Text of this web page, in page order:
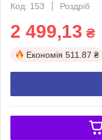
Код: 153
Роздріб
2 499,13 ₴
Економія 511.87 ₴